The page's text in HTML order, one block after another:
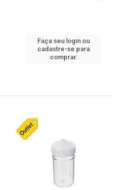
Faça seu login ou
cadastre-se para
comprar.